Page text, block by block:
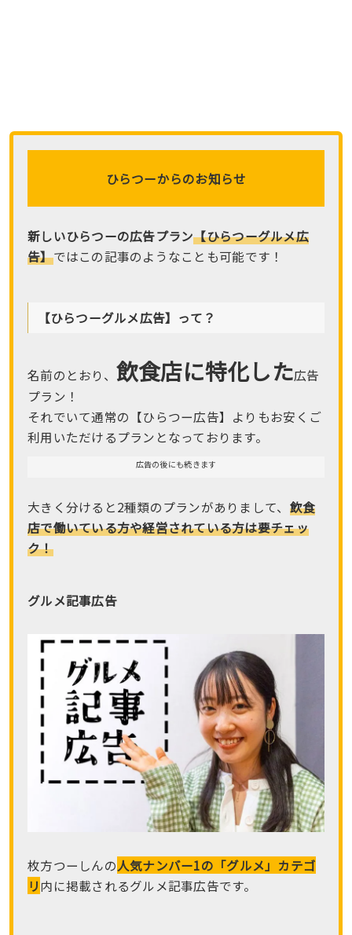
ひらつーからのお知らせ
新しいひらつーの広告プラン【ひらつーグルメ広
告】ではこの記事のようなことも可能です！
【ひらつーグルメ広告】って？
名前のとおり、 飲食店に特化した広告
プラン！
それでいて通常の【ひらつー広告】よりもお安くご
利用いただけるプランとなっております。
広告の後にも続きます
大きく分けると2種類のプランがありまして、 飲食
店で働いている方や経営されている方は要チェッ
ク！
グルメ記事広告
枚方つーしんの人気ナンバー1の「グルメ」カテゴ
リ内に掲載されるグルメ記事広告です。